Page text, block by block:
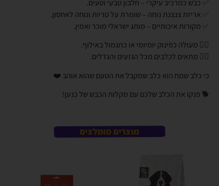
✅ כבש כמרכיב עיקרי – חלבון טבעי וטעים.
✅ אריזת צנצנת נוחה – שומרת על טריות ונוחה לאחסון.
✅ מקורות איכותיים – מותג ישראלי מוכר ואמין.
👈🏼 מעולה כפינוק יומיומי או כתגמול באילוף.
👈🏼 מתאים לכלבים מכל הגזעים והגדלים.
כי כלב שמח הוא כלב שמקבל את הטעם שהוא אוהב ❤️
🐕 פנקו את הכלב שלכם עם מקלות הכבש של כנען!
מוצרים מומלצים